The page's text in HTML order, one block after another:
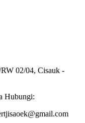
02/04, Cisauk -
Hubungi: